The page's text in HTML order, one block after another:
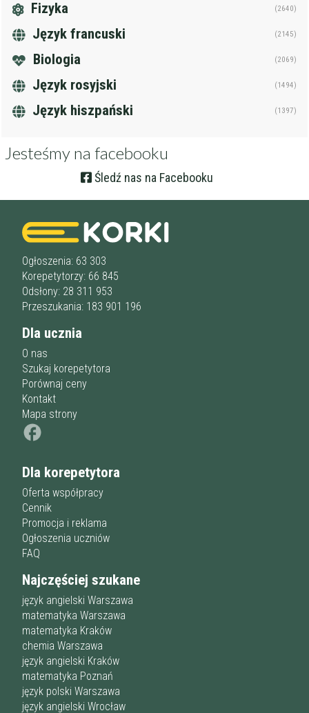
Fizyka (2640)
Język francuski (2145)
Biologia (2069)
Język rosyjski (1494)
Język hiszpański (1397)
Jesteśmy na facebooku
Śledź nas na Facebooku
Ogłoszenia: 63 303
Korepetytorzy: 66 845
Odsłony: 28 311 953
Przeszukania: 183 901 196
Dla ucznia
O nas
Szukaj korepetytora
Porównaj ceny
Kontakt
Mapa strony
Dla korepetytora
Oferta współpracy
Cennik
Promocja i reklama
Ogłoszenia uczniów
FAQ
Najczęściej szukane
język angielski Warszawa
matematyka Warszawa
matematyka Kraków
chemia Warszawa
język angielski Kraków
matematyka Poznań
język polski Warszawa
język angielski Wrocław